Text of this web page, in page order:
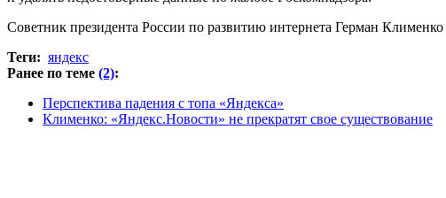
Советник президента России по развитию интернета Герман Клименко
Теги: яндекс
Ранее по теме (2):
Перспектива падения с топа «Яндекса»
Клименко: «Яндекс.Новости» не прекратят свое существование